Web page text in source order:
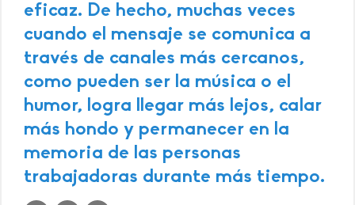
eficaz. De hecho, muchas veces
cuando el mensaje se comunica a
través de canales más cercanos,
como pueden ser la música o el
humor, logra llegar más lejos, calar
más hondo y permanecer en la
memoria de las personas
trabajadoras durante más tiempo.